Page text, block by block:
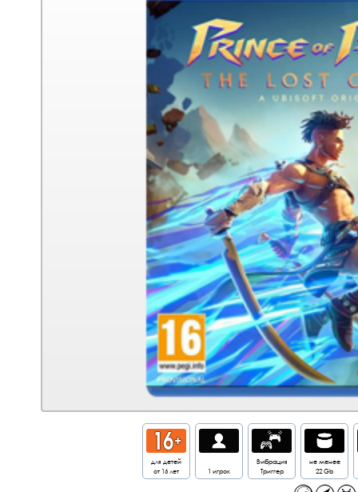
для детей
от 16 лет
1 игрок
Вибрация
Триггер
не менее
22 Gb